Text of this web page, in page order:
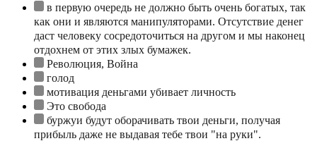
в первую очередь не должно быть очень богатых, так
как они и являются манипуляторами. Отсутствие денег
даст человеку сосредоточиться на другом и мы наконец
отдохнем от этих злых бумажек.
Революция, Война
голод
мотивация деньгами убивает личность
Это свобода
буржуи будут оборачивать твои деньги, получая
прибыль даже не выдавая тебе твои "на руки".